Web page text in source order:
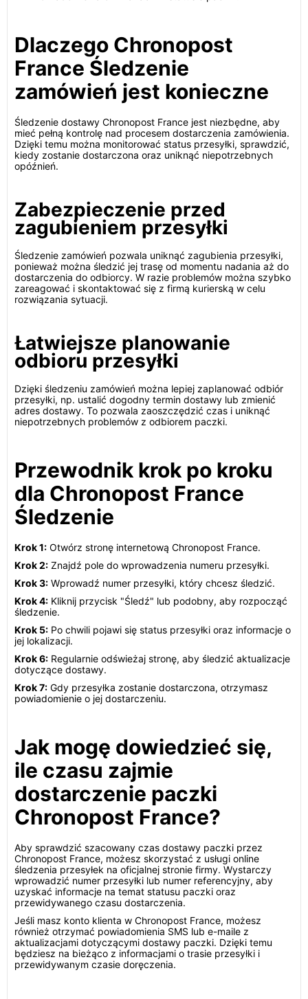
Dlaczego Chronopost
France Śledzenie
zamówień jest konieczne
Śledzenie dostawy Chronopost France jest niezbędne, aby
mieć pełną kontrolę nad procesem dostarczenia zamówienia.
Dzięki temu można monitorować status przesyłki, sprawdzić,
kiedy zostanie dostarczona oraz uniknąć niepotrzebnych
opóźnień.
Zabezpieczenie przed
zagubieniem przesyłki
Śledzenie zamówień pozwala uniknąć zagubienia przesyłki,
ponieważ można śledzić jej trasę od momentu nadania aż do
dostarczenia do odbiorcy. W razie problemów można szybko
zareagować i skontaktować się z firmą kurierską w celu
rozwiązania sytuacji.
Łatwiejsze planowanie
odbioru przesyłki
Dzięki śledzeniu zamówień można lepiej zaplanować odbiór
przesyłki, np. ustalić dogodny termin dostawy lub zmienić
adres dostawy. To pozwala zaoszczędzić czas i uniknąć
niepotrzebnych problemów z odbiorem paczki.
Przewodnik krok po kroku
dla Chronopost France
Śledzenie
Krok 1: Otwórz stronę internetową Chronopost France.
Krok 2: Znajdź pole do wprowadzenia numeru przesyłki.
Krok 3: Wprowadź numer przesyłki, który chcesz śledzić.
Krok 4: Kliknij przycisk "Śledź" lub podobny, aby rozpocząć
śledzenie.
Krok 5: Po chwili pojawi się status przesyłki oraz informacje o
jej lokalizacji.
Krok 6: Regularnie odświeżaj stronę, aby śledzić aktualizacje
dotyczące dostawy.
Krok 7: Gdy przesyłka zostanie dostarczona, otrzymasz
powiadomienie o jej dostarczeniu.
Jak mogę dowiedzieć się,
ile czasu zajmie
dostarczenie paczki
Chronopost France?
Aby sprawdzić szacowany czas dostawy paczki przez
Chronopost France, możesz skorzystać z usługi online
śledzenia przesyłek na oficjalnej stronie firmy. Wystarczy
wprowadzić numer przesyłki lub numer referencyjny, aby
uzyskać informacje na temat statusu paczki oraz
przewidywanego czasu dostarczenia.
Jeśli masz konto klienta w Chronopost France, możesz
również otrzymać powiadomienia SMS lub e-maile z
aktualizacjami dotyczącymi dostawy paczki. Dzięki temu
będziesz na bieżąco z informacjami o trasie przesyłki i
przewidywanym czasie doręczenia.